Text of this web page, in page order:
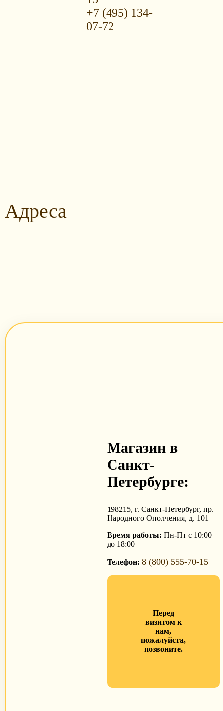
+7 (495) 134-
07-72
Адреса
Магазин в
Санкт-
Петербурге:
198215, г. Санкт-Петербург, пр.
Народного Ополчения, д. 101
Время работы: Пн-Пт с 10:00
до 18:00
Телефон:8 (800) 555-70-15
Перед
визитом к
нам,
пожалуйста,
позвоните.